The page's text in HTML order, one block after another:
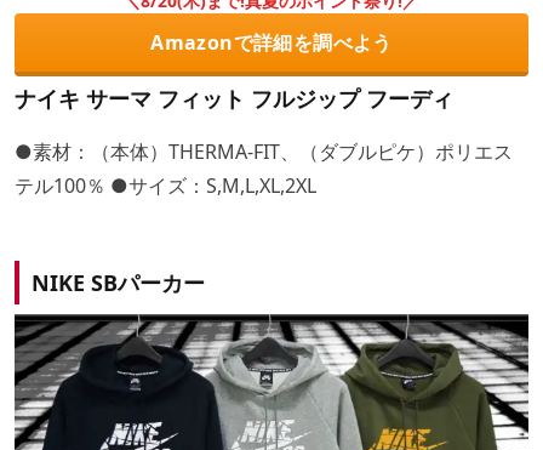
Amazonで詳細を調べよう
ナイキ サーマ フィット フルジップ フーディ
●素材：（本体）THERMA-FIT、（ダブルピケ）ポリエス
テル100％ ●サイズ：S,M,L,XL,2XL
NIKE SBパーカー